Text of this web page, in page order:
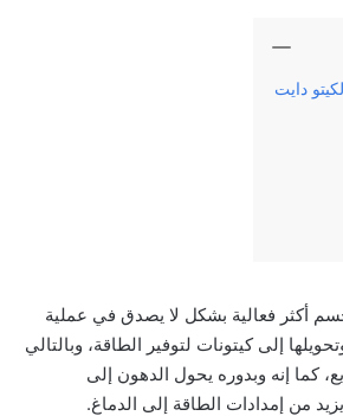
دايت
أكثر فعالية بشكل لا يصدق في عملية
إلى كيتونات لتوفير الطاقة، وبالتالي
كما إنه وبدوره يحول الدهون إلى
من إمدادات الطاقة إلى الدماغ.